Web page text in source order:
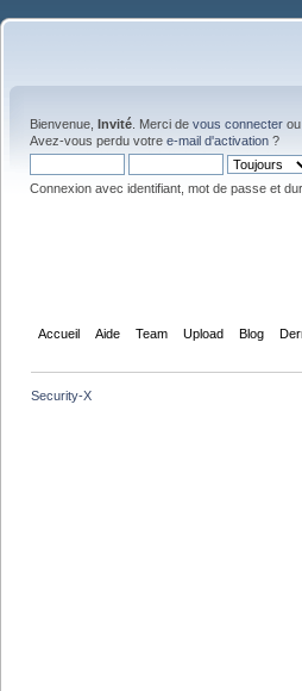
Bienvenue, Invité . Merci de vous connecter
Avez-vous perdu votre e-mail d'activation ?
Connexion avec identifiant, mot de passe et
Accueil Aide Team Upload Blog
Security-X